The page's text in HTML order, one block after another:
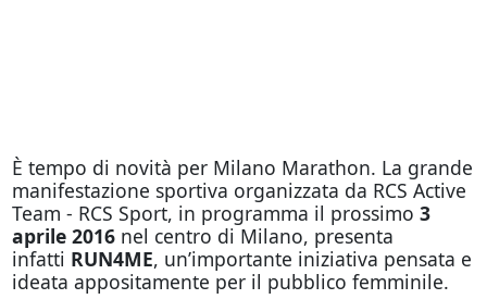
È tempo di novità per Milano Marathon. La grande
manifestazione sportiva organizzata da RCS Active
Team - RCS Sport, in programma il prossimo 3
aprile 2016nel centro di Milano, presenta
infatti RUN4ME, un’importante iniziativa pensata e
ideata appositamente per il pubblico femminile.